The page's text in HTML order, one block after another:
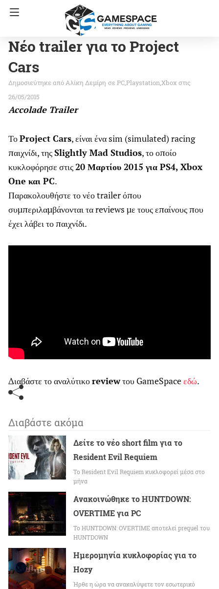
Νέο trailer για το Project
Cars
Αλίκη Δεμίρη σε PCPlaystationXbox στις
26/05/2015
Accolade Trailer
ΤοProject Cars, είναι ένα sim (simulated) racing
παιχνίδι, τηςSlightly Mad Studios, το οποίο
κυκλοφόρησε στις20 Μαρτίου 2015 για PS4, Xbox
One και PC.
Παρακολουθήστε το νέο trailer όπου
συμπεριλαμβάνονται τα reviews με τους επαίνους που
έχει λάβει το παιχνίδι.
Διαβάστε το αναλύτικοreviewτου GameSpaceεδώ.
Διαβάστε ακόμα
Δείτε το νέο short film για το
Resident Evil Requiem
To Resident Evil Requiem κυκλοφορεί μέσα στο
μήνα
Ανακοινώθηκε το HUNTDOWN:
OVERTIME για PC
Το HUNTDOWN: OVERTIME αποτελεί prequel του
HUNTDOWN
Ημερομηνία κυκλοφορίας για το
Hozy
Ήρθε η ώρα να ανακαλύψετε τον εσωτερικό